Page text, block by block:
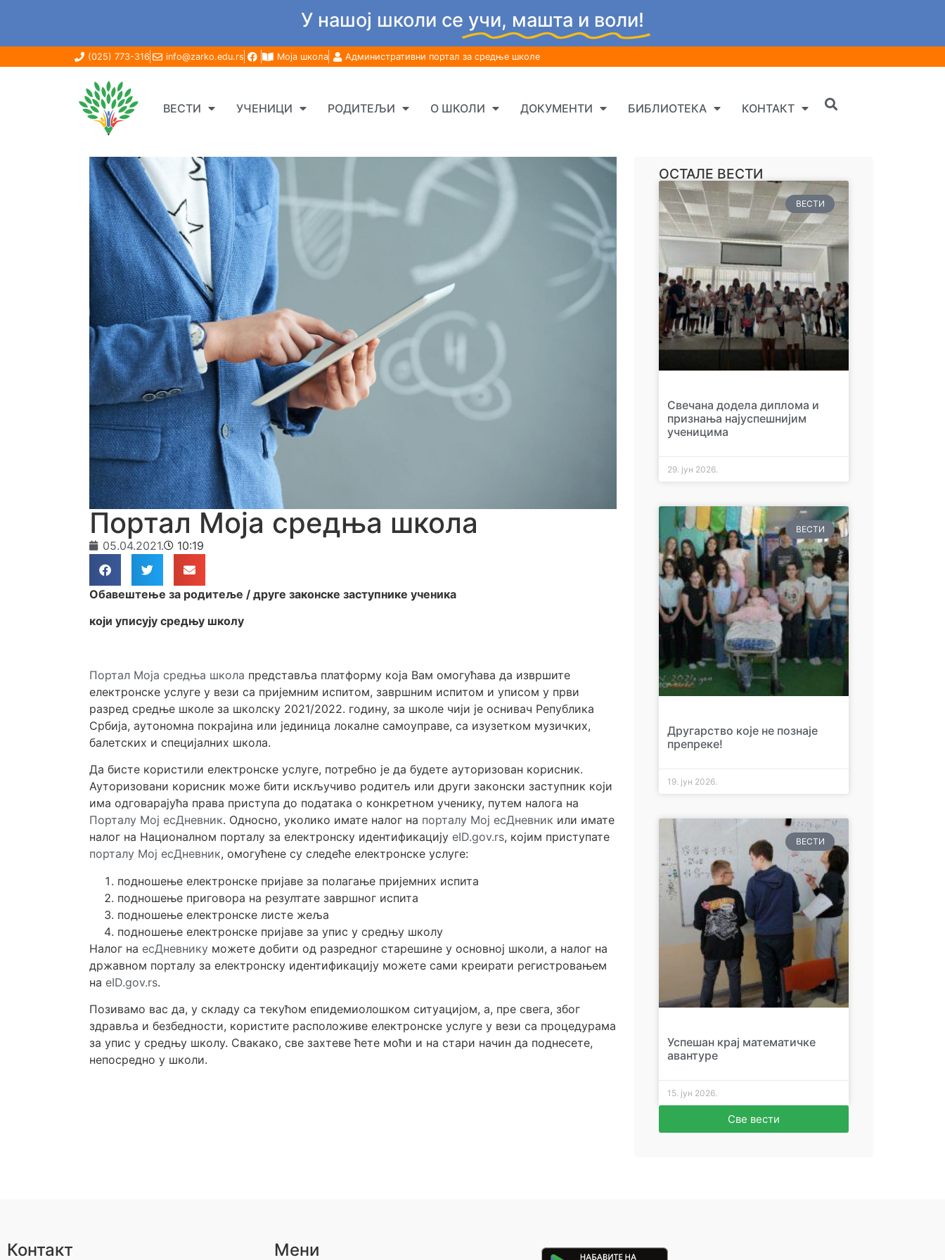
У нашој школи се учи, машта и воли!
(025) 773-316 info@zarko.edu.rs Моја школа Административни портал за средње школе
ВЕСТИ УЧЕНИЦИ РОДИТЕЉИ О ШКОЛИ ДОКУМЕНТИ БИБЛИОТЕКА КОНТАКТ
Портал Моја средња школа
05.04.2021. 10:19
Обавештење за родитеље / друге законске заступнике ученика
који уписују средњу школу
Портал Моја средња школа представља платформу која Вам омогућава да извршите
електронске услуге у вези са пријемним испитом, завршним испитом и уписом у први
разред средње школе за школску 2021/2022. годину, за школе чији је оснивач Република
Србија, аутономна покрајина или јединица локалне самоуправе, са изузетком музичких,
балетских и специјалних школа.
Да бисте користили електронске услуге, потребно је да будете ауторизован корисник.
Ауторизовани корисник може бити искључиво родитељ или други законски заступник који
има одговарајућа права приступа до података о конкретном ученику, путем налога на
Порталу Мој есДневник. Односно, уколико имате налог на порталу Мој есДневник или имате
налог на Националном порталу за електронску идентификацију eID.gov.rs, којим приступате
порталу Мој есДневник, омогућене су следеће електронске услуге:
подношење електронске пријаве за полагање пријемних испита
подношење приговора на резултате завршног испита
подношење електронске листе жеља
подношење електронске пријаве за упис у средњу школу
Налог на есДневнику можете добити од разредног старешине у основној школи, а налог на
државном порталу за електронску идентификацију можете сами креирати регистровањем
на eID.gov.rs.
Позивамо вас да, у складу са текућом епидемиолошком ситуацијом, а, пре свега, због
здравља и безбедности, користите расположиве електронске услуге у вези са процедурама
за упис у средњу школу. Свакако, све захтеве ћете моћи и на стари начин да поднесете,
непосредно у школи.
ОСТАЛЕ ВЕСТИ
ВЕСТИ
Свечана додела диплома и
признања најуспешнијим
ученицима
29. јун 2026.
ВЕСТИ
Другарство које не познаје
препреке!
19. јун 2026.
ВЕСТИ
Успешан крај математичке
авантуре
15. јун 2026.
Све вести
Контакт Мени